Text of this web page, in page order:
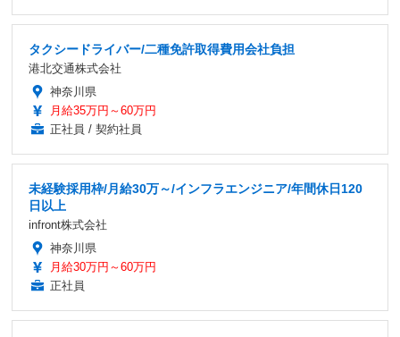
タクシードライバー/二種免許取得費用会社負担
港北交通株式会社
神奈川県
月給35万円～60万円
正社員 / 契約社員
未経験採用枠/月給30万～/インフラエンジニア/年間休日120
日以上
infront株式会社
神奈川県
月給30万円～60万円
正社員